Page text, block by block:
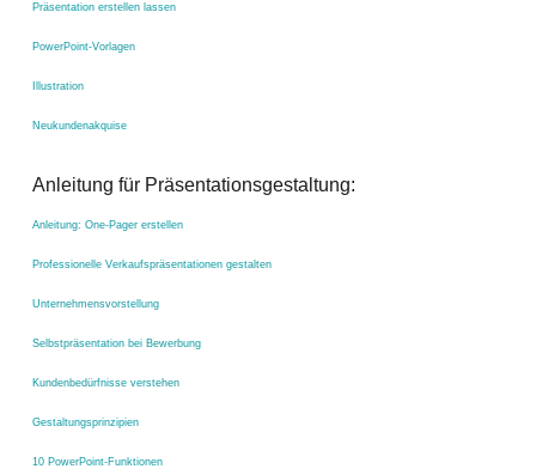
Präsentation erstellen lassen
PowerPoint-Vorlagen
Illustration
Neukundenakquise
Anleitung für Präsentationsgestaltung:
Anleitung: One-Pager erstellen
Professionelle Verkaufspräsentationen gestalten
Unternehmensvorstellung
Selbstpräsentation bei Bewerbung
Kundenbedürfnisse verstehen
Gestaltungsprinzipien
10 PowerPoint-Funktionen